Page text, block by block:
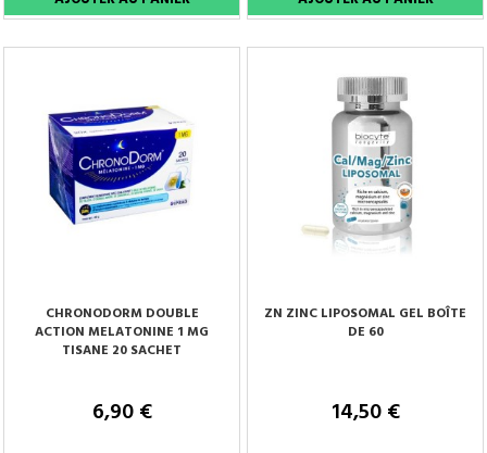
CHRONODORM DOUBLE
ACTION MELATONINE 1 MG
TISANE 20 SACHET
6,90 €
ZN ZINC LIPOSOMAL GEL BOÎTE
DE 60
14,50 €